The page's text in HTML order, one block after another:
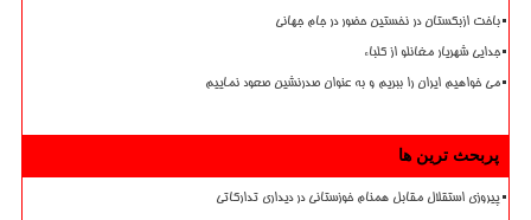
باخت ازبکستان در نخستین حضور در جام جهانی
جدایی شهریار مغانلو از کلباء
می خواهیم ایران را ببریم و به عنوان صدرنشین صعود نماییم
پربحث ترین ها
پیروزی استقلال مقابل همنام خوزستانی در دیداری تدارکاتی